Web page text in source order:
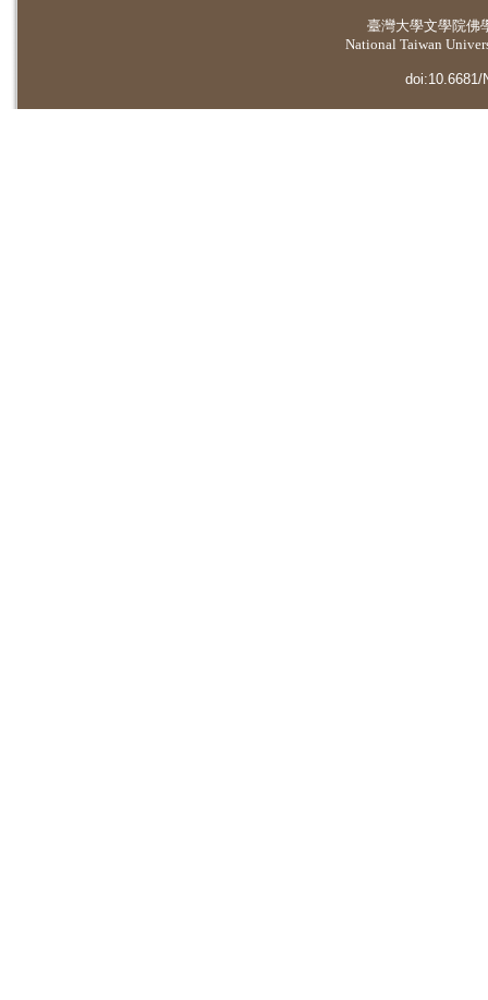
臺灣大學文學院佛
National Taiwan
doi:10.6681/